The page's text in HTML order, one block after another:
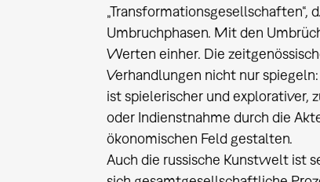
Umbruchphasen. Mit den
Werten einher. Die
Verhandlungen nicht nur
ist spielerischer und explorativer,
oder Indienstnahme durch die
ökonomischen Feld gestalten.
Auch die russische Kunstwelt ist